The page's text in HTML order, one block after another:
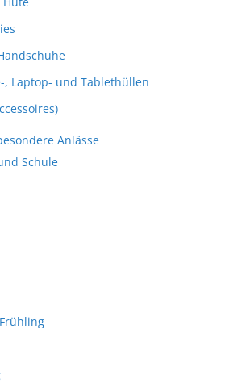
, Laptop- und Tablethüllen
Anlässe
Schule